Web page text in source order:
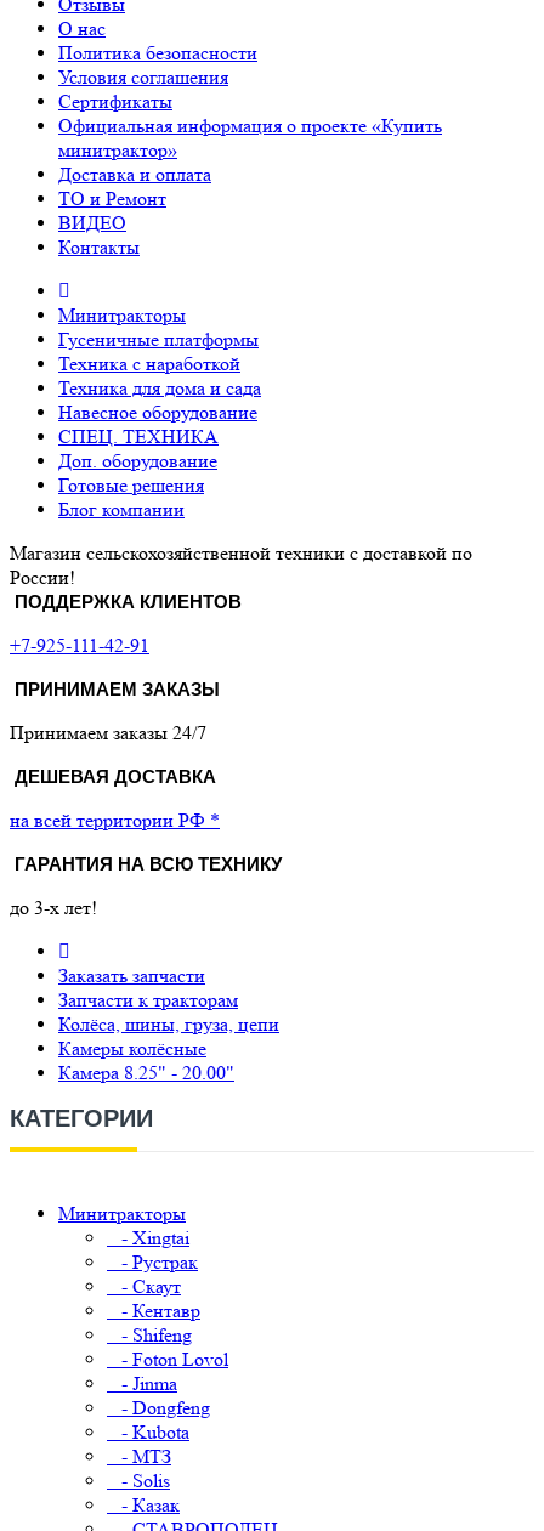
О нас
Политика безопасности
Условия соглашения
Сертификаты
Официальная информация о проекте «Купить
минитрактор»
Доставка и оплата
ТО и Ремонт
ВИДЕО
Контакты
Минитракторы
Гусеничные платформы
Техника с наработкой
Техника для дома и сада
Навесное оборудование
СПЕЦ. ТЕХНИКА
Доп. оборудование
Готовые решения
Блог компании
Магазин сельскохозяйственной техники с доставкой по
России!
ПОДДЕРЖКА КЛИЕНТОВ
+7-925-111-42-91
ПРИНИМАЕМ ЗАКАЗЫ
Принимаем заказы 24/7
ДЕШЕВАЯ ДОСТАВКА
на всей территории РФ *
ГАРАНТИЯ НА ВСЮ ТЕХНИКУ
до 3-х лет!
Заказать запчасти
Запчасти к тракторам
Колёса, шины, груза, цепи
Камеры колёсные
Камера 8.25" - 20.00"
КАТЕГОРИИ
Минитракторы
- Xingtai
- Рустрак
- Скаут
- Кентавр
- Shifeng
- Foton Lovol
- Jinma
- Dongfeng
- Kubota
- МТЗ
- Solis
- Казак